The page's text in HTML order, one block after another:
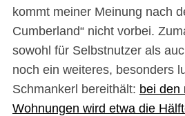
kommt meiner Meinung nach
Cumberland“ nicht vorbei.
sowohl für Selbstnutzer als
noch ein weiteres, besonders
Schmankerl bereithält: bei den
Wohnungen wird etwa die